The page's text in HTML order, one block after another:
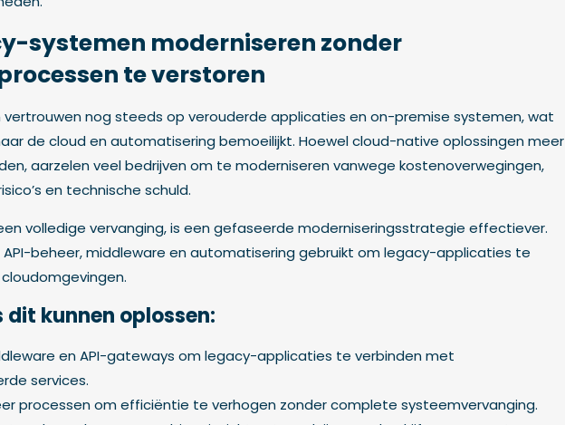
systemen moderniseren zonder
te verstoren
vertrouwen nog steeds op verouderde applicaties en on-premise systemen, wat
de cloud en automatisering bemoeilijkt. Hoewel cloud-native oplossingen meer
aarzelen veel bedrijven om te moderniseren vanwege kostenoverwegingen,
en technische schuld.
volledige vervanging, is een gefaseerde moderniseringsstrategie effectiever.
API-beheer, middleware en automatisering gebruikt om legacy-applicaties te
dit kunnen oplossen:
en API-gateways om legacy-applicaties te verbinden met
services.
processen om efficiëntie te verhogen zonder complete systeemvervanging.